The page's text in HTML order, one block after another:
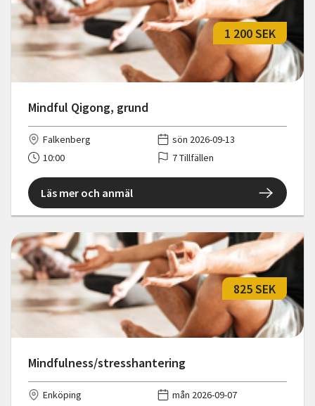
Mindful Qigong, grund
1 200 SEK
Falkenberg
sön 2026-09-13
10:00
7 Tillfällen
Läs mer och anmäl
Mindfulness/stresshantering
825 SEK
Enköping
mån 2026-09-07